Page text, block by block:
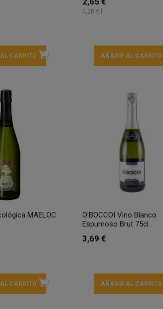
CARRITO
4,28 € l
AÑADIR AL CARRITO
MAELOC
CARRITO
O'BOCCOI Vino Blanco
Espumoso Brut 75cl.
3,69 €
AÑADIR AL CARRITO